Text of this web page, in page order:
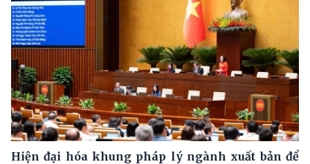
Hiện đại hóa khung pháp lý ngành xuất bản để